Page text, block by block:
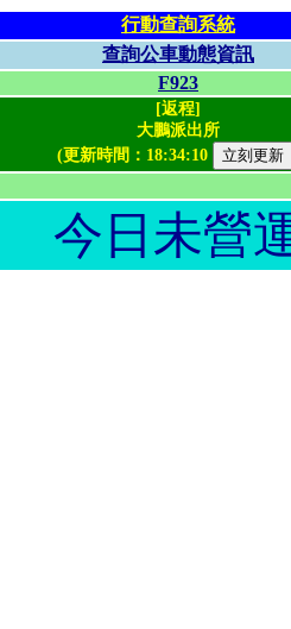
行動查詢系統
查詢公車動態資訊
F923
[返程]
大鵬派出所
(更新時間： 18:34:10
今日未營